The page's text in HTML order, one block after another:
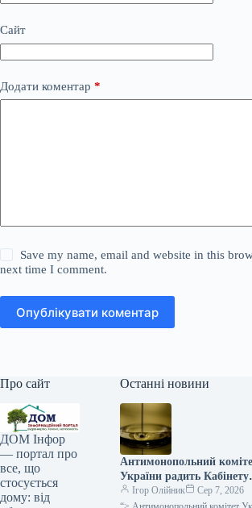
Сайт
Додати коментар *
Save my name, email and website in this
next time I comment.
Опублікувати коментар
Про сайт
ДОМ Інфор
— портал про
все, що
стосується
дому: від
Останні новини
Антимонопольний
України радить Кабінету
Міністрів переоцінити
податковий тягар у сфері
Ігор Олійник
Сер 7, 2026